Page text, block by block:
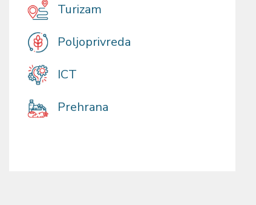
Turizam
Poljoprivreda
ICT
Prehrana